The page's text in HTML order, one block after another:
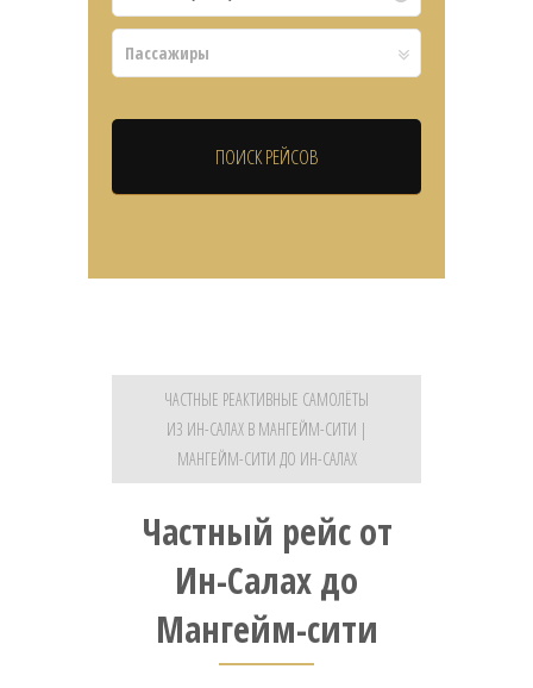
ЧАСТНЫЕ РЕАКТИВНЫЕ САМОЛЁТЫ
ИЗ ИН-САЛАХ В МАНГЕЙМ-СИТИ |
МАНГЕЙМ-СИТИ ДО ИН-САЛАХ
Частный рейс от
Ин-Салах до
Мангейм-сити